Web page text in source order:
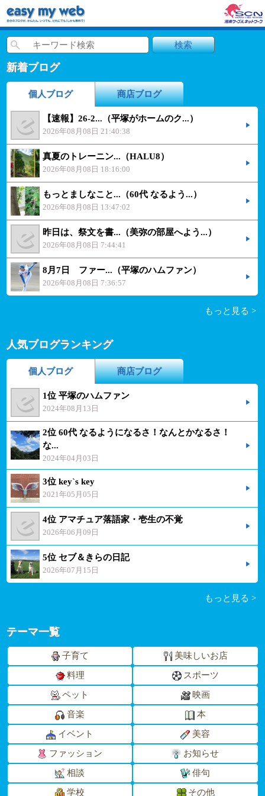
新着ブログ
個人ブログ 商店ブログ
【速報】26-2...（平塚がホームのク...）
2026年08月08日 21:40:38
真夏のトレーニン...（HALU8）
2026年08月08日 18:16:00
もっとましなこと...（60代 なるよう...）
2026年08月08日 13:47:02
昨日は、祭文を書...（美弥の部屋へよう...）
2026年08月08日 7:44:41
8月7日 ファー...（平塚のハムファン）
2026年08月08日 7:36:57
もっと見る >
人気ブログランキング
個人ブログ 商店ブログ
1位 平塚のハムファン
2024年08月13日
2位 60代 なるようになるさ！なんとかなるさ！
な...
2024年04月03日
3位 key`s key
2021年05月05日
4位 アマチュア落語家・壱生の不覚
2026年06月09日
5位 セブ＆きらの日記
2026年07月15日
もっと見る >
テーマ一覧
子育て 美味しいお店
料理 スポーツ
ペット 映画
音楽 本
イベント 美容
ファッション お知らせ
相談 俳句
学校 その他